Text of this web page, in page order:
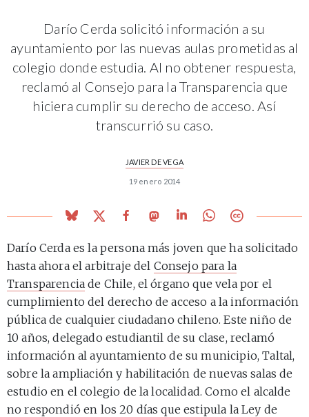
Darío Cerda solicitó información a su
ayuntamiento por las nuevas aulas prometidas al
colegio donde estudia. Al no obtener respuesta,
reclamó al Consejo para la Transparencia que
hiciera cumplir su derecho de acceso. Así
transcurrió su caso.
JAVIER DE VEGA
19 enero 2014
Darío Cerda es la persona más joven que ha solicitado
hasta ahora el arbitraje del Consejo para la
Transparencia de Chile, el órgano que vela por el
cumplimiento del derecho de acceso a la información
pública de cualquier ciudadano chileno. Este niño de
10 años, delegado estudiantil de su clase, reclamó
información al ayuntamiento de su municipio, Taltal,
sobre la ampliación y habilitación de nuevas salas de
estudio en el colegio de la localidad. Como el alcalde
no respondió en los 20 días que estipula la Ley de